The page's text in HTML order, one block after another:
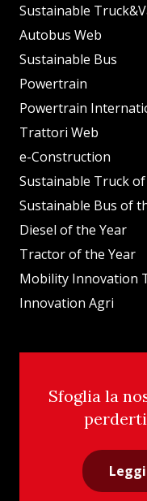
Sustainable
Autobus Web
Sustainable Bus
Powertrain
Powertrain
Trattori Web
e-Construction
Sustainable Truck
Sustainable Bus of
Diesel of the Year
Tractor of the Year
Mobility Innovation
Innovation Agri
Sfoglia la